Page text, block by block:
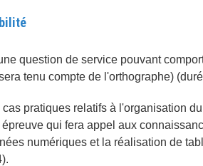
question de service pouvant
tenu compte de l'orthographe)
pratiques relatifs à l'organisation
qui fera appel aux
numériques et la réalisation de